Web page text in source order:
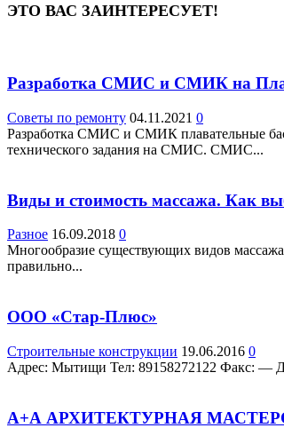
ЭТО ВАС ЗАИНТЕРЕСУЕТ!
Разработка СМИС и СМИК на
Советы по ремонту 04.11.2021 0
Разработка СМИС и СМИК плавательные
технического задания на СМИС. СМИС...
Виды и стоимость массажа. Как
Разное 16.09.2018 0
Многообразие существующих видов
правильно...
ООО «Стар-Плюс»
Строительные конструкции 19.06.2016 0
Адрес: Мытищи Teл: 89158272122 Факс: —
А+А АРХИТЕКТУРНАЯ